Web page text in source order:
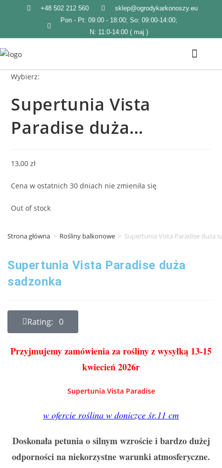
+48 502 212 560
sklep@ogrodykarkonoszy.eu
Pon - Pt: 09:00 - 18:00; So: 09:00-14:00;
N: 11:0-14:00 ( maj )
Wybierz:
Supertunia Vista
Paradise duża…
13,00zł
Cena w ostatnich 30 dniach nie zmieniła się
Out of stock
Strona główna > Rośliny balkonowe > Supertunia Vista Paradise duża
Supertunia Vista Paradise duża
sadzonka
Rating: 0
Przyjmujemy zamówienia za rośliny z wysyłką 13-15
kwiecień 2026r
Supertunia Vista Paradise
w ofercie roślina w doniczce śr.11 cm
Doskonała petunia o silnym wzroście i bardzo dużej
odporności na niekorzystne warunki atmosferyczne.